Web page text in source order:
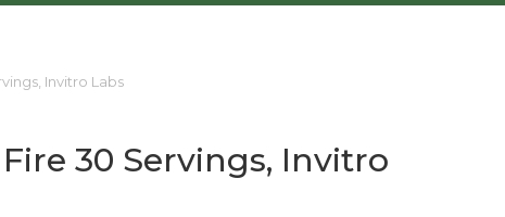
Invitro Labs
30 Servings, Invitro